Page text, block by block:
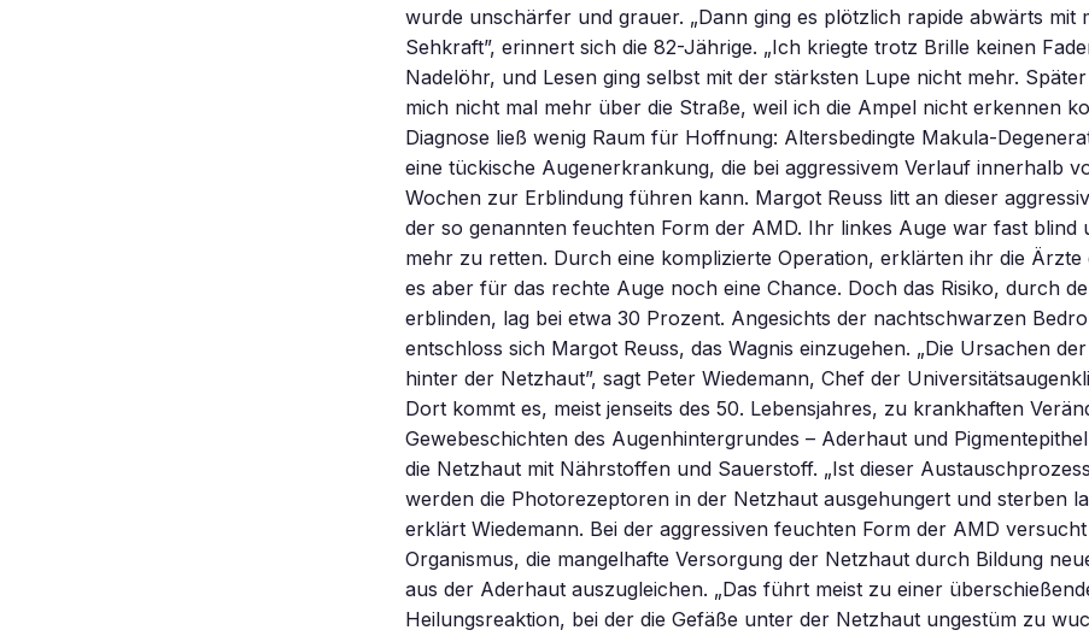
wurde unschärfer und grauer. „Dann ging es plötzlich rapide abwärts mit
Sehkraft”, erinnert sich die 82-Jährige. „Ich kriegte trotz Brille keinen
Nadelöhr, und Lesen ging selbst mit der stärksten Lupe nicht mehr.
mich nicht mal mehr über die Straße, weil ich die Ampel nicht erkennen
Diagnose ließ wenig Raum für Hoffnung: Altersbedingte Makula-
eine tückische Augenerkrankung, die bei aggressivem Verlauf innerhalb
Wochen zur Erblindung führen kann. Margot Reuss litt an dieser
der so genannten feuchten Form der AMD. Ihr linkes Auge war fast blind
mehr zu retten. Durch eine komplizierte Operation, erklärten ihr die Ärzte
es aber für das rechte Auge noch eine Chance. Doch das Risiko, durch
erblinden, lag bei etwa 30 Prozent. Angesichts der nachtschwarzen
entschloss sich Margot Reuss, das Wagnis einzugehen. „Die Ursachen
hinter der Netzhaut”, sagt Peter Wiedemann, Chef der
Dort kommt es, meist jenseits des 50. Lebensjahres, zu krankhaften
Gewebeschichten des Augenhintergrundes – Aderhaut und
die Netzhaut mit Nährstoffen und Sauerstoff. „Ist dieser
werden die Photorezeptoren in der Netzhaut ausgehungert und sterben
erklärt Wiedemann. Bei der aggressiven feuchten Form der AMD
Organismus, die mangelhafte Versorgung der Netzhaut durch Bildung
aus der Aderhaut auszugleichen. „Das führt meist zu einer
Heilungsreaktion, bei der die Gefäße unter der Netzhaut ungestüm zu